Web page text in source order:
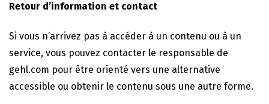
Retour d’information et contact
Si vous n’arrivez pas à accéder à un contenu ou à un
service, vous pouvez contacter le responsable de
gehl.com pour être orienté vers une alternative
accessible ou obtenir le contenu sous une autre forme.